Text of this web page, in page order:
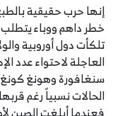
إنها حرب حقيقية
خطر داهم ووباء
تلكأت دول أوروبية
العاجلة لاحتواء عدد
سنغافورة وهونغ كونغ
الحالات نسبياً رغم